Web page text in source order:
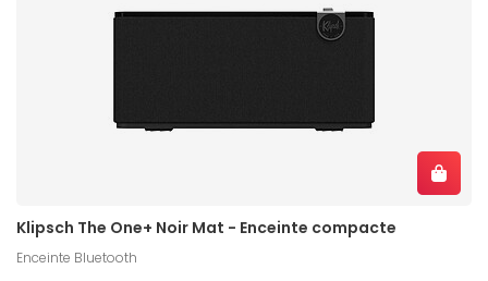
Klipsch The One+ Noir Mat - Enceinte compacte
Enceinte Bluetooth